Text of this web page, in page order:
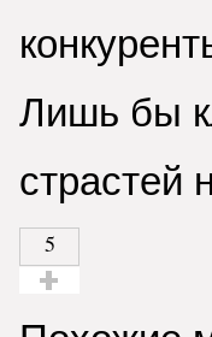
Лишь бы
страстей
5